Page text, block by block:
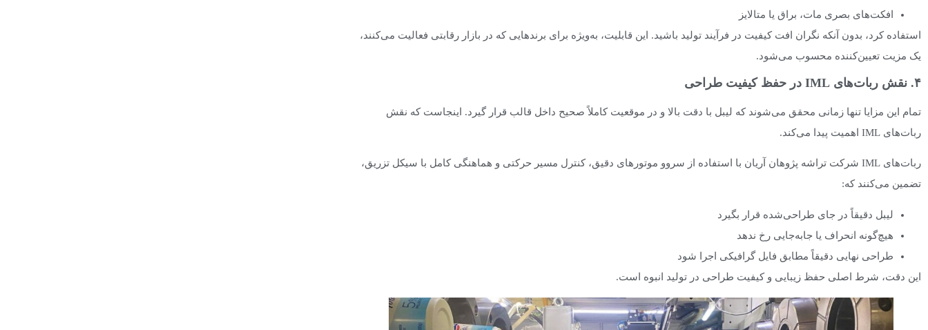
افکت‌های بصری مات، براق یا متالایز
استفاده کرد، بدون آنکه نگران افت کیفیت در فرآیند تولید باشید. این قابلیت، به‌ویژه برای برندهایی که در بازار رقابتی فعالیت می‌کنند،
یک مزیت تعیین‌کننده محسوب می‌شود.
۴. نقش ربات‌های IML در حفظ کیفیت طراحی
تمام این مزایا تنها زمانی محقق می‌شوند که لیبل با دقت بالا و در موقعیت کاملاً صحیح داخل قالب قرار گیرد. اینجاست که نقش
ربات‌های IML اهمیت پیدا می‌کند.
ربات‌های IML شرکت تراشه پژوهان آریان با استفاده از سروو موتورهای دقیق، کنترل مسیر حرکتی و هماهنگی کامل با سیکل تزریق،
تضمین می‌کنند که:
لیبل دقیقاً در جای طراحی‌شده قرار بگیرد
هیچ‌گونه انحراف یا جابه‌جایی رخ ندهد
طراحی نهایی دقیقاً مطابق فایل گرافیکی اجرا شود
این دقت، شرط اصلی حفظ زیبایی و کیفیت طراحی در تولید انبوه است.